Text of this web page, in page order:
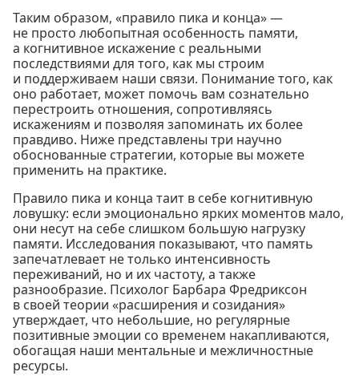
Таким образом, «правило пика и конца» —
не просто любопытная особенность памяти,
а когнитивное искажение с реальными
последствиями для того, как мы строим
и поддерживаем наши связи. Понимание того, как
оно работает, может помочь вам сознательно
перестроить отношения, сопротивляясь
искажениям и позволяя запоминать их более
правдиво. Ниже представлены три научно
обоснованные стратегии, которые вы можете
применить на практике.
Правило пика и конца таит в себе когнитивную
ловушку: если эмоционально ярких моментов мало,
они несут на себе слишком большую нагрузку
памяти. Исследования показывают, что память
запечатлевает не только интенсивность
переживаний, но и их частоту, а также
разнообразие. Психолог Барбара Фредриксон
в своей теории «расширения и созидания»
утверждает, что небольшие, но регулярные
позитивные эмоции со временем накапливаются,
обогащая наши ментальные и межличностные
ресурсы.